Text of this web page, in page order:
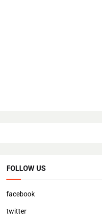
FOLLOW US
facebook
twitter